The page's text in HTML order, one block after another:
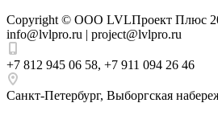
Copyright © ООО LVLПроект Плюс
info@lvlpro.ru | project@lvlpro.ru
+7 812 945 06 58, +7 911 094 26 46
Санкт-Петербург, Выборгская